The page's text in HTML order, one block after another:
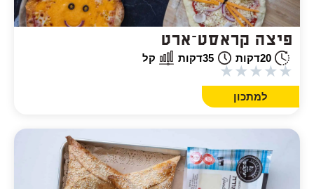
פיצה קראסט־ארט
20דקות 35דקות קל
★
★
★
★
★
למתכון